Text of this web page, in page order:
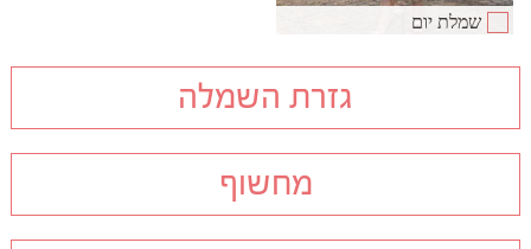
שמלת יום
גזרת השמלה
מחשוף